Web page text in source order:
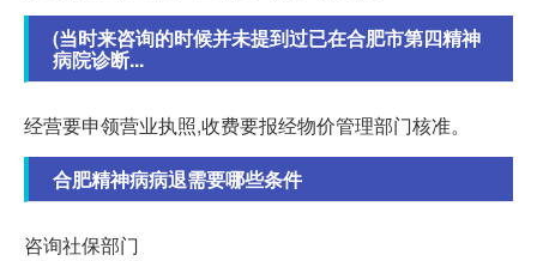
(当时来咨询的时候并未提到过已在合肥市第四精神
病院诊断...
经营要申领营业执照,收费要报经物价管理部门核准。
合肥精神病病退需要哪些条件
咨询社保部门